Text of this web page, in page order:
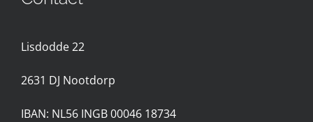
Nieuws
Contact met de Expertgroep
Lisdodde 22
2631 DJ Nootdorp
IBAN: NL56 INGB 00046 18734